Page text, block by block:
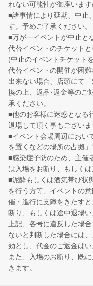
れない可能性が御座います
■諸事情により延期、中止
す。予めご了承ください。
■万が一イベントが中止と
代替イベントのチケットと
(中止のイベントチケット
代替イベントの開催が困
出来ない場合、店頭にて
換の上、返品･返金等のご
承ください。
■他のお客様に迷惑となる
退場して頂く事もございま
■イベント会場周辺におい
を置くなどの場所の占拠
■感染症予防のため、主催
は入場をお断り、もしく
■泥酔もしくは酒気帯び状
を行う方等、イベントの
催・進行に支障をきたす
断り、もしくは途中退場い
上記、各号に違反した場
ないと判断した場合には
効とし、代金のご返金はい
また、入場のお断り、既
きます。